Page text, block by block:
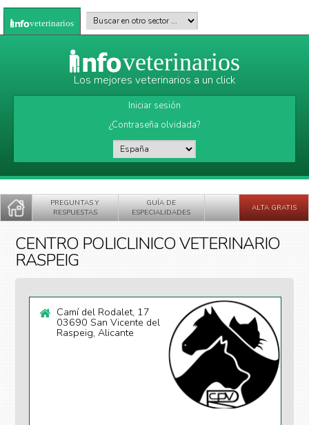
Pasar al contenido principal
veterinarios Buscar en otro sector
veterinarios
Los mejores veterinarios a un click
Iniciar sesión
¿Contraseña olvidada?
PREGUNTAS Y
RESPUESTAS
GUÍA DE
ESPECIALIDADES
ALTA GRATIS
CENTRO POLICLINICO VETERINARIO
RASPEIG
Camí del Rodalet, 17
03690 San Vicente del
Raspeig, Alicante